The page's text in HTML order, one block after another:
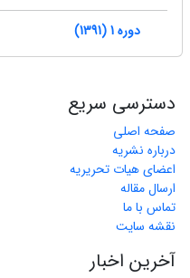
دوره 1 (1391)
دسترسی سریع
صفحه اصلی
درباره نشریه
اعضای هیات تحریریه
ارسال مقاله
تماس با ما
نقشه سایت
آخرین اخبار